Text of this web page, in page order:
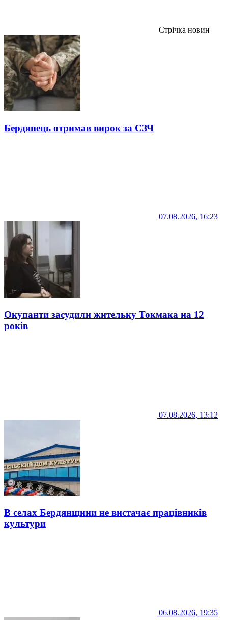
Стрічка новин
Бердянець отримав вирок за СЗЧ
07.08.2026, 16:23
Окупанти засудили жительку Токмака на 12
років
07.08.2026, 13:12
В селах Бердянщини не вистачає працівників
культури
06.08.2026, 19:35